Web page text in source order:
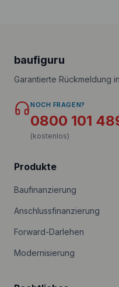
baufiguru
Garantierte Rückmeldung
NOCH FRAGEN?
0800 101
(kostenlos)
Produkte
Baufinanzierung
Anschlussfinanzierung
Forward-Darlehen
Modernisierung